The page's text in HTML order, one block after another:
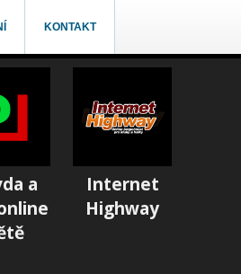
KONTAKT
a
Internet
Highway